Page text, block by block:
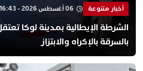
أخبار متنوعة 06 أغسطس 2026 - 16:43
الشرطة الإيطالية بمدينة لوكا
بالسرقة بالإكراه والابتزاز